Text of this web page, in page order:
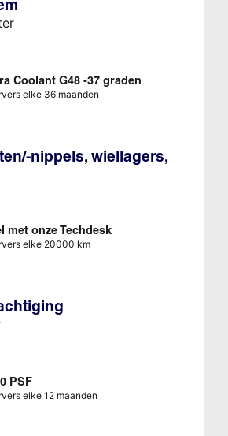
Coolant G48 -37 graden
elke 36 maanden
nippels, wiellagers,
met onze Techdesk
elke 20000 km
PSF
elke 12 maanden